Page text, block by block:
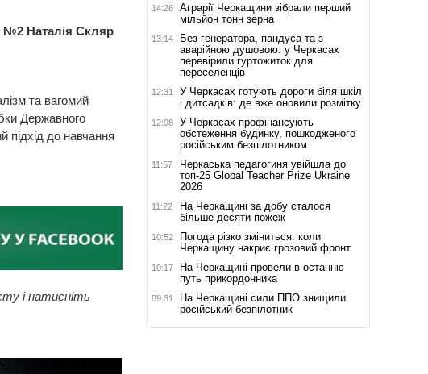
№2 Наталія Скляр
та вагомий
Державного
підхід до навчання
і натисніть
14:26
Аграрії Черкащини зібрали перший
мільйон тонн зерна
13:14
Без генератора, пандуса та з
аварійною душовою: у Черкасах
перевірили гуртожиток для
переселенців
12:31
У Черкасах готують дороги біля шкіл
і дитсадків: де вже оновили розмітку
12:08
У Черкасах профінансують
обстеження будинку, пошкодженого
російським безпілотником
11:57
Черкаська педагогиня увійшла до
топ-25 Global Teacher Prize Ukraine
2026
11:22
На Черкащині за добу сталося
більше десяти пожеж
10:52
Погода різко зміниться: коли
Черкащину накриє грозовий фронт
10:17
На Черкащині провели в останню
путь прикордонника
09:31
На Черкащині сили ППО знищили
російський безпілотник